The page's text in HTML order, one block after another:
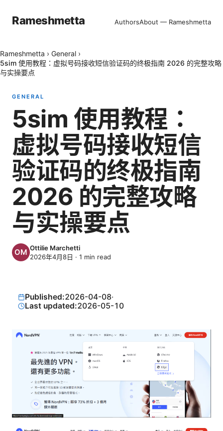
Rameshmetta AuthorsAbout — Rameshmetta
Rameshmetta › General ›
5sim 使用教程：虚拟号码接收短信验证码的终极指南 2026 的完整攻略
与实操要点
GENERAL
5sim 使用教程：
虚拟号码接收短信
验证码的终极指南
2026 的完整攻略
与实操要点
Ottilie Marchetti
2026年4月8日 · 1 min read
Published:2026-04-08·
Last updated:2026-05-10